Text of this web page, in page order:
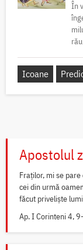
În
Icoane
Apostolul
Fraților, mi se
cei din urmă
făcut priveliște
Ap. I Corinteni 4,